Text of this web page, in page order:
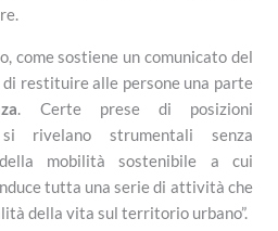
come sostiene un comunicato del
di restituire alle persone una parte
. Certe prese di posizioni
rivelano strumentali senza
mobilità sostenibile a cui
tutta una serie di attività che
della vita sul territorio urbano”.